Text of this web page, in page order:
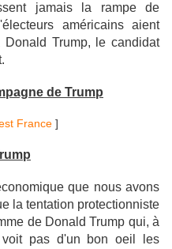
jamais la rampe de
américains aient
Trump, le candidat
de Trump
France ]
que nous avons
la tentation protectionniste
de Donald Trump qui, à
voit pas d'un bon oeil les